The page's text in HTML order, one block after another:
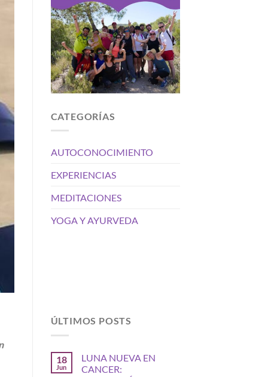
CATEGORÍAS
AUTOCONOCIMIENTO
EXPERIENCIAS
MEDITACIONES
YOGA Y AYURVEDA
ÚLTIMOS POSTS
18
Jun
LUNA NUEVA EN
CANCER: